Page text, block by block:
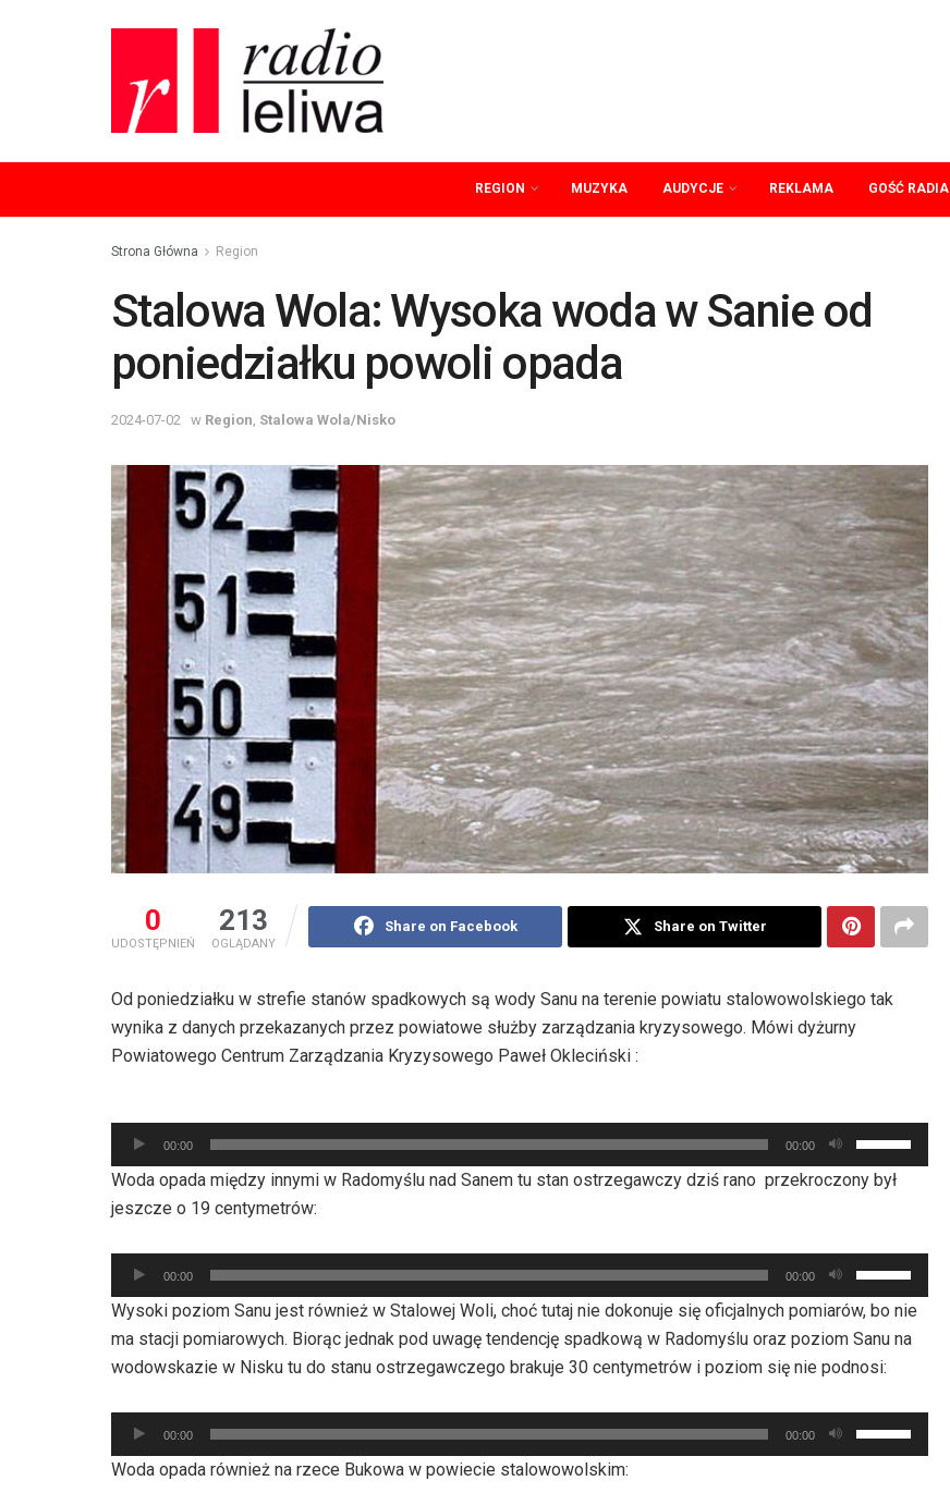
REGION MUZYKA AUDYCJE REKLAMA GOŚĆ RADIA
Strona Główna Region
Stalowa Wola: Wysoka woda w Sanie od
poniedziałku powoli opada
2024-07-02 w Region Stalowa Wola/Nisko
0
UDOSTĘPNIEŃ
213
OGLĄDANY
Share on Facebook Share on Twitter
Od poniedziałku w strefie stanów spadkowych są wody Sanu na terenie powiatu stalowowolskiego tak
wynika z danych przekazanych przez powiatowe służby zarządzania kryzysowego. Mówi dyżurny
Powiatowego Centrum Zarządzania Kryzysowego Paweł Okleciński :
Odtwarzacz
plików
dźwiękowych
00:00 00:00
strzałek
do
do
dołu
aby
zwiększyć
zmniejszyć
Woda opada między innymi w Radomyślu nad Sanem tu stan ostrzegawczy dziś rano przekroczony był
jeszcze o 19 centymetrów:
Odtwarzacz
plików
dźwiękowych
00:00 00:00
strzałek
do
góry
oraz
dołu
Wysoki poziom Sanu jest również w Stalowej Woli, choć tutaj nie dokonuje się oficjalnych pomiarów, bo nie
ma stacji pomiarowych. Biorąc jednak pod uwagę tendencję spadkową w Radomyślu oraz poziom Sanu na
wodowskazie w Nisku tu do stanu ostrzegawczego brakuje 30 centymetrów i poziom się nie podnosi:
Odtwarzacz
plików
dźwiękowych
00:00 00:00
strzałek
Woda opada również na rzece Bukowa w powiecie stalowowolskim: